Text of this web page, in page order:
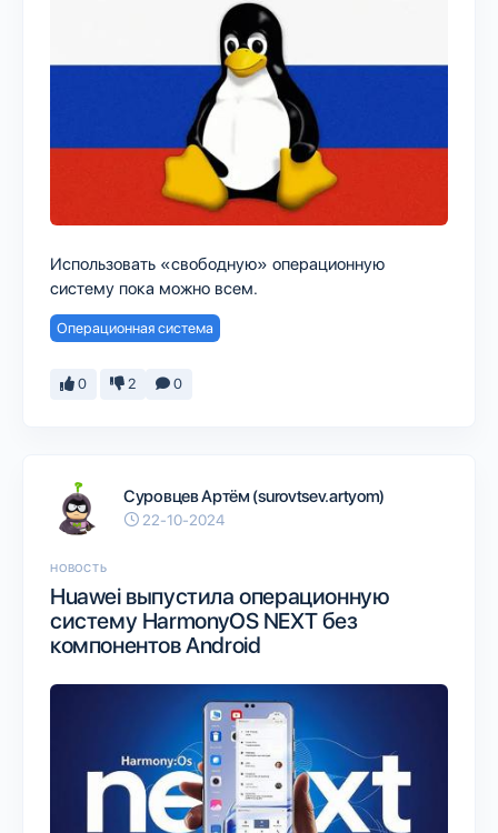
Использовать «свободную» операционную
систему пока можно всем.
Операционная система
0 2 0
Суровцев Артём (surovtsev.artyom)
22-10-2024
НОВОСТЬ
Huawei выпустила операционную
систему HarmonyOS NEXT без
компонентов Android